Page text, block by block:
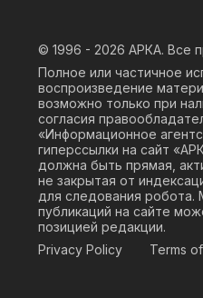
© 1996 - 2026 АРКА. Все
Полное или частичное
воспроизведение
возможно только при
согласия
«Информационное
гиперссылки на сайт
должна быть прямая,
не закрытая от
для следования робота.
публикаций на сайте
позицией редакции.
Privacy Policy
Terms